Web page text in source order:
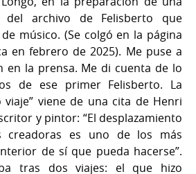
del archivo de Felisberto que
músico. (Se colgó en la página
en febrero de 2025). Me puse a
en la prensa. Me di cuenta de lo
de ese primer Felisberto. La
viaje” viene de una cita de Henri
y pintor: “El desplazamiento
creadoras es uno de los más
de sí que pueda hacerse”.
tras dos viajes: el que hizo